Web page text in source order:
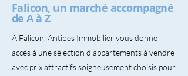
Falicon, un marché accompagné
de A à Z
À Falicon, Antibes Immobilier vous donne
accès à une sélection d'appartements à vendre
avec prix attractifs soigneusement choisis pour